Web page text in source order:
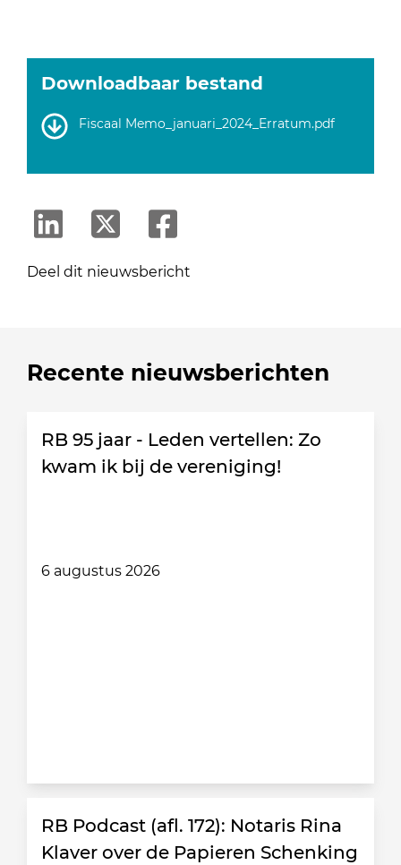
Downloadbaar bestand
Fiscaal Memo_januari_2024_Erratum.pdf
Deel dit nieuwsbericht
Recente nieuwsberichten
RB 95 jaar - Leden vertellen: Zo
kwam ik bij de vereniging!
6 augustus 2026
RB Podcast (afl. 172): Notaris Rina
Klaver over de Papieren Schenking